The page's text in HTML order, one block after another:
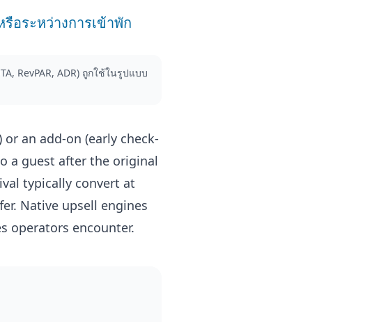
อระหว่างการเข้าพัก
RevPAR, ADR) ถูกใช้ในรูปแบบ
an add-on (early check-
a guest after the original
typically convert at
Native upsell engines
operators encounter.